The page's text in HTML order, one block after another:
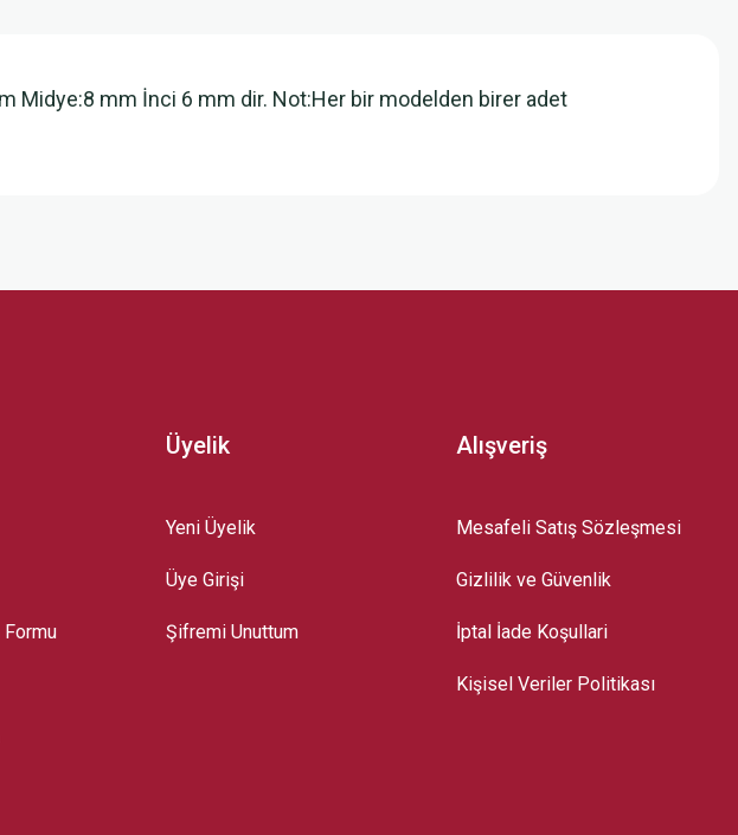
Midye:8 mm İnci 6 mm dir. Not:Her bir modelden birer adet
Üyelik
Yeni Üyelik
Üye Girişi
Şifremi Unuttum
Alışveriş
Mesafeli Satış Sözleşmesi
Gizlilik ve Güvenlik
İptal İade Koşullari
Kişisel Veriler Politikası